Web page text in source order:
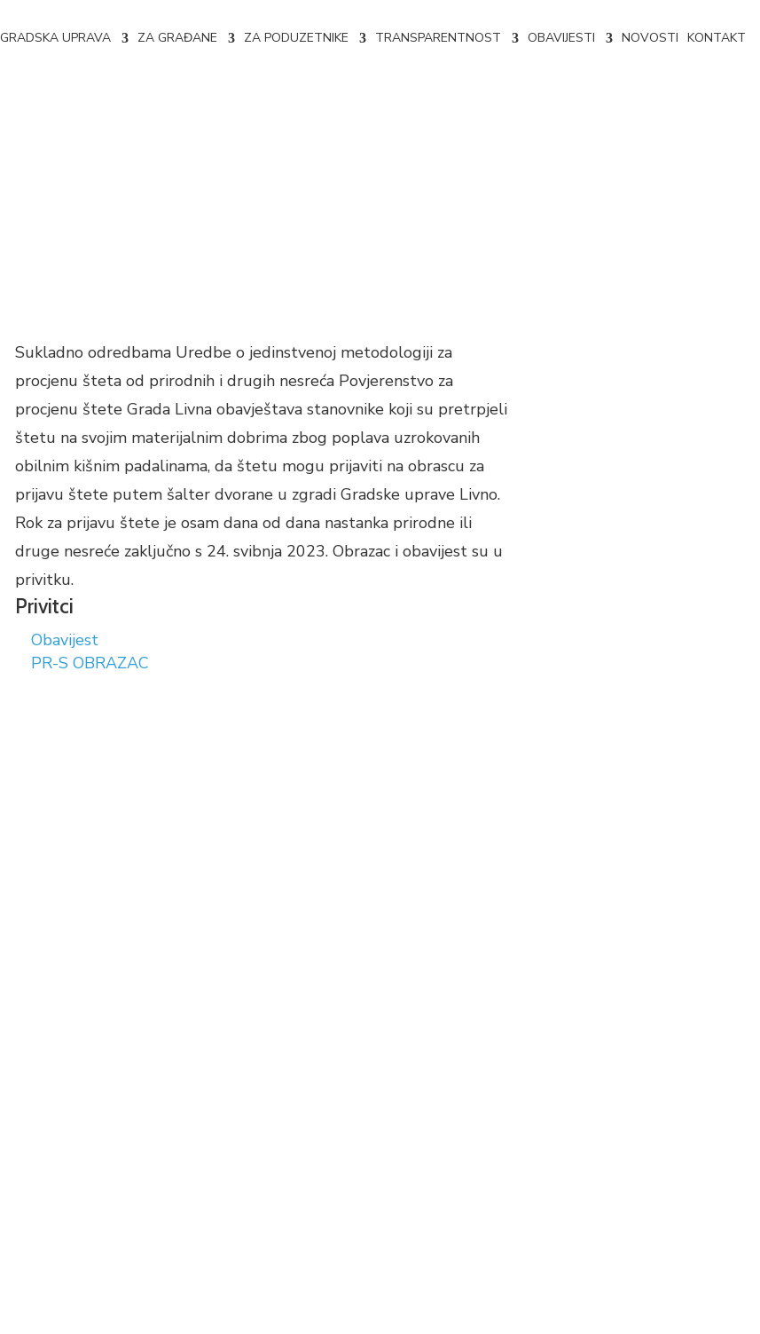
GRADSKA UPRAVA ZA GRAĐANE ZA PODUZETNIKE TRANSPARENTNOST OBAVIJESTI NOVOSTI KONTAKT
Sukladno odredbama Uredbe o jedinstvenoj metodologiji za
procjenu šteta od prirodnih i drugih nesreća Povjerenstvo za
procjenu štete Grada Livna obavještava stanovnike koji su pretrpjeli
štetu na svojim materijalnim dobrima zbog poplava uzrokovanih
obilnim kišnim padalinama, da štetu mogu prijaviti na obrascu za
prijavu štete putem šalter dvorane u zgradi Gradske uprave Livno.
Rok za prijavu štete je osam dana od dana nastanka prirodne ili
druge nesreće zaključno s 24. svibnja 2023. Obrazac i obavijest su u
privitku.
Privitci
Obavijest
PR-S OBRAZAC